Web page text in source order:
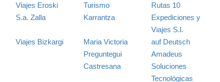
Viajes Eroski
S.a. Zalla
Turismo
Karrantza
Rutas 10
Expediciones y
Viajes S.l.
Viajes Bizkargi
Maria Victoria
Preguntegui
Castresana
auf Deutsch
Amadeus
Soluciones
Tecnológicas